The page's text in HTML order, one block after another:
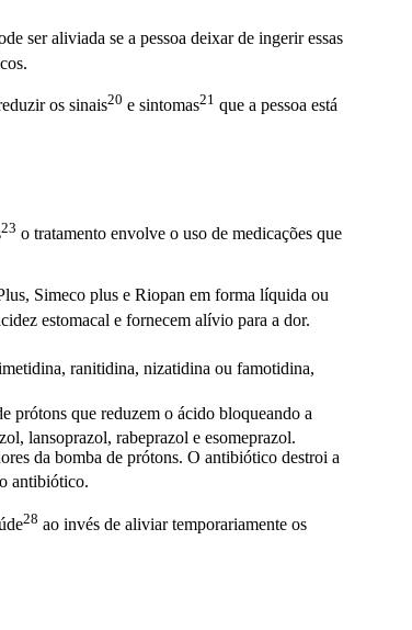
ser aliviada se a pessoa deixar de ingerir essas
os sinais20 e sintomas21 que a pessoa está
23 o tratamento envolve o uso de medicações que
Simeco plus e Riopan em forma líquida ou
estomacal e fornecem alívio para a dor.
ranitidina, nizatidina ou famotidina,
prótons que reduzem o ácido bloqueando a
lansoprazol, rabeprazol e esomeprazol.
da bomba de prótons. O antibiótico destroi a
antibiótico.
28 ao invés de aliviar temporariamente os